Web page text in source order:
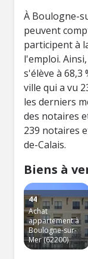
À Boulogne-
peuvent
participent à
l'emploi.
s'élève à 68,3
ville qui a vu
les derniers
des notaires
239 notaires
de-Calais.
Biens à
44
Achat
appartement à
Boulogne-sur-
Mer (62200)